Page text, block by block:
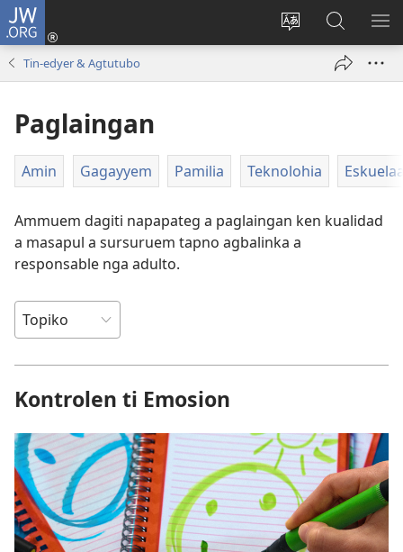
JW.ORG
Baliwan
lengguahe
Ag-
log
(manglukat
window)
Agbirok
iti
JW.ORG
Tin-edyer & Agtutubo
Paglaingan
Amin Gagayyem Pamilia Teknolohia
Ammuem dagiti napapateg a paglaingan ken kualidad
a masapul a sursuruem tapno agbalinka a
responsable nga adulto.
Kontrolen ti Emosion